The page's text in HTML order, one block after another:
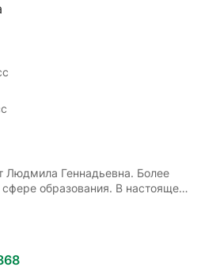
Людмила Геннадьевна. Более
образования. В настоящее
систематизировать и
в школе, а также успешно
ВПР. Я готова помочь
и подготовиться к